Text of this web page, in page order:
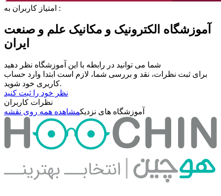
امتیاز کاربران به :
آموزشگاه الکترونیک و مکانیک علم و صنعت
ایران
شما می توانید در رابطه با این آموزشگاه نظر دهید
برای ثبت نظرات، نقد و بررسی شما، لازم است ابتدا وارد حساب
کاربری خود شوید.
نظر خود را ثبت کنید
نظرات کاربران
آموزشگاه های نزدیکمشاهده همه روی نقشه